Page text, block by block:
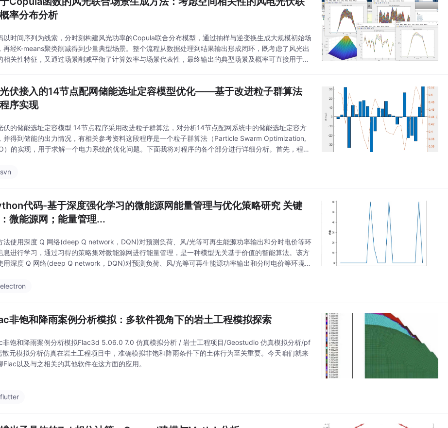
率分布分析
以时间序列为线索，分时刻构建风光功率的Copula联合分布模型，通过抽样与逆变换生成大规模初始场
再经K-means聚类削减得到少量典型场景。整个流程从数据处理到结果输出形成闭环，既考虑了风光出
相关性特征，又通过场景削减平衡了计算效率与场景代表性，最终输出的典型场景及概率可直接用于电
伏接入的14节点配网储能选址定容模型优化——基于改进粒子群算法
序实现
伏的储能选址定容模型 14节点程序采用改进粒子群算法，对分析14节点配网系统中的储能选址定容方
并得到储能的出力情况，有相关参考资料这段程序是一个粒子群算法（Particle Swarm Optimization,
）的实现，用于求解一个电力系统的优化问题。下面我将对程序的各个部分进行详细分析。首先，程序
代码-基于深度强化学习的微能源网能量管理与优化策略研究 关键
微能源网；能量管理...
法使用深度 Q 网络(deep Q network，DQN)对预测负荷、风/光等可再生能源功率输出和分时电价等环
息进行学习，通过习得的策略集对微能源网进行能量管理，是一种模型无关基于价值的智能算法。该方
用深度 Q 网络(deep Q network，DQN)对预测负荷、风/光等可再生能源功率输出和分时电价等环境信
非饱和降雨案例分析模拟：多软件视角下的岩土工程模拟探索
非饱和降雨案例分析模拟Flac3d 5.06.0 7.0 仿真模拟分析 / 岩士工程项目/Geostudio 仿真模拟分析/pf
散元模拟分析仿真在岩土工程项目中，准确模拟非饱和降雨条件下的土体行为至关重要。今天咱们就来
Flac以及与之相关的其他软件在这方面的应用。